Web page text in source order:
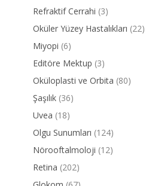
Refraktif Cerrahi (3)
Oküler Yüzey Hastalıkları (22)
Miyopi (6)
Editöre Mektup (3)
Oküloplasti ve Orbita (80)
Şaşılık (36)
Uvea (18)
Olgu Sunumları (124)
Nörooftalmoloji (12)
Retina (202)